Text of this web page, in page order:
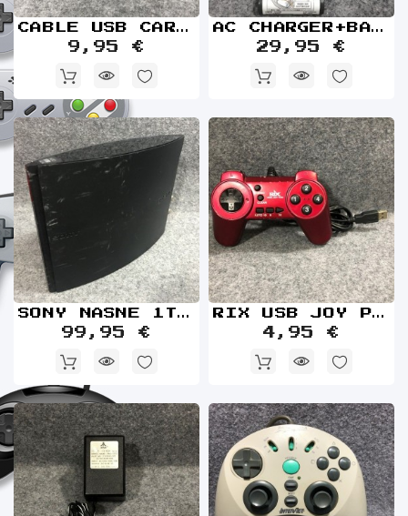
CABLE USB CARGA Y JUEGA NEGRO MICROSOFT XBOX 360
9,95 €
AC CHARGER+BATERIA JAP OFICIAL
29,95 €
SONY NASNE 1TB SONY PLAYSTATION 4 PS4
99,95 €
RIX USB JOY PAD PC MANDO
4,95 €